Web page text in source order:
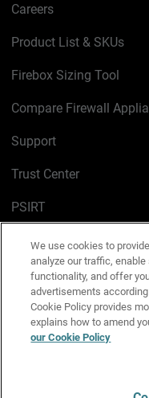
Careers
Product List & SKUs
Firebox Sizing Tool
Compare Firewall
Support
Trust Center
PSIRT
Cookie Policy
Privacy Policy
Media & Brand Kit
Manage Email
We use cookies to
analyze our traffic,
functionality, and offer
advertisements
Cookie Policy provides
explains how to amend
our Cookie Policy